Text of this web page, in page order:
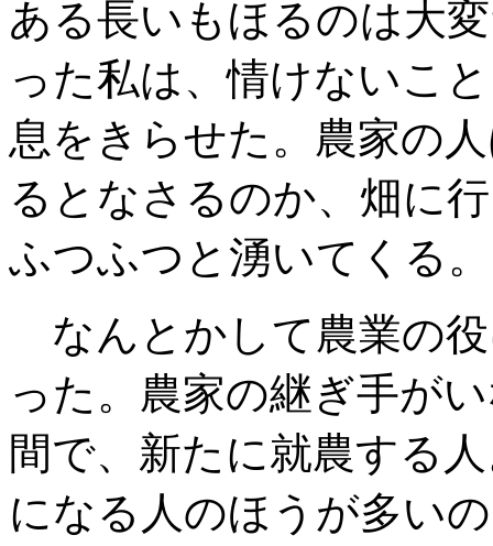
ある長いも ほるのは大
った私は、情けないこ
息をきらせた 。農家の
るとなさるのか、畑に
ふつふつと湧いてくる。
なんとかして農業の
った 。農家の継ぎ手が
間で、新たに就農する
になる人のほうが多い